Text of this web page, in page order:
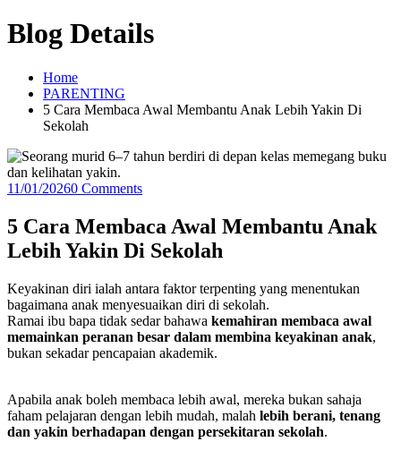
Blog Details
Home
PARENTING
5 Cara Membaca Awal Membantu Anak Lebih Yakin Di
Sekolah
11/01/20260 Comments
5 Cara Membaca Awal Membantu Anak
Lebih Yakin Di Sekolah
Keyakinan diri ialah antara faktor terpenting yang menentukan
bagaimana anak menyesuaikan diri di sekolah.
Ramai ibu bapa tidak sedar bahawa kemahiran membaca awal
memainkan peranan besar dalam membina keyakinan anak,
bukan sekadar pencapaian akademik.
Apabila anak boleh membaca lebih awal, mereka bukan sahaja
faham pelajaran dengan lebih mudah, malah lebih berani, tenang
dan yakin berhadapan dengan persekitaran sekolah.